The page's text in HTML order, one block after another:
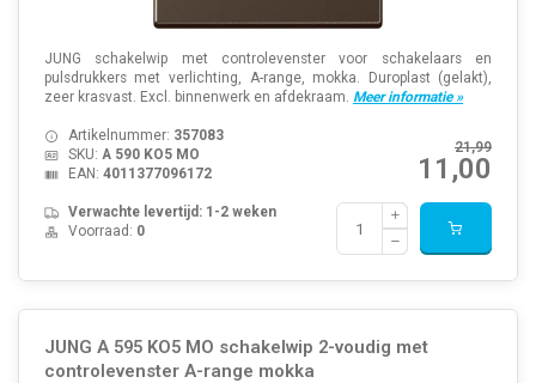
JUNG schakelwip met controlevenster voor schakelaars en
pulsdrukkers met verlichting, A-range, mokka. Duroplast (gelakt),
zeer krasvast. Excl. binnenwerk en afdekraam. Meer informatie »
21,99
11,00
Artikelnummer: 357083
SKU: A 590 KO5 MO
EAN: 4011377096172
Verwachte levertijd: 1-2 weken
Voorraad: 0
JUNG A 595 KO5 MO schakelwip 2-voudig met
controlevenster A-range mokka